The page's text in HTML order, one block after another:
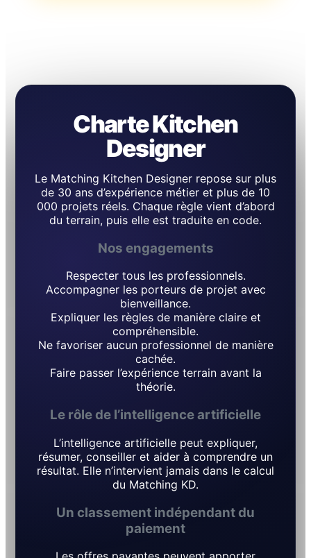
Charte Kitchen
Designer
Le Matching Kitchen Designer repose sur plus
de 30 ans d’expérience métier et plus de 10
000 projets réels. Chaque règle vient d’abord
du terrain, puis elle est traduite en code.
Nos engagements
Respecter tous les professionnels.
Accompagner les porteurs de projet avec
bienveillance.
Expliquer les règles de manière claire et
compréhensible.
Ne favoriser aucun professionnel de manière
cachée.
Faire passer l’expérience terrain avant la
théorie.
Le rôle de l’intelligence artificielle
L’intelligence artificielle peut expliquer,
résumer, conseiller et aider à comprendre un
résultat. Elle n’intervient jamais dans le calcul
du Matching KD.
Un classement indépendant du
paiement